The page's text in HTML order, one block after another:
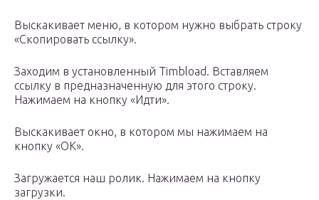
Выскакивает меню, в котором нужно выбрать строку
«Скопировать ссылку».
Заходим в установленный Timbload. Вставляем
ссылку в предназначенную для этого строку.
Нажимаем на кнопку «Идти».
Выскакивает окно, в котором мы нажимаем на
кнопку «OK».
Загружается наш ролик. Нажимаем на кнопку
загрузки.